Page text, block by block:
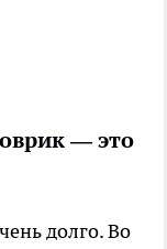
— это
долго. Во